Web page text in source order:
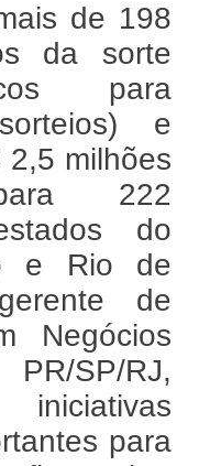
de 198
da sorte
para
e
2,5 milhões
222
do
e Rio de
de
Negócios
SP/RJ,
iniciativas
para